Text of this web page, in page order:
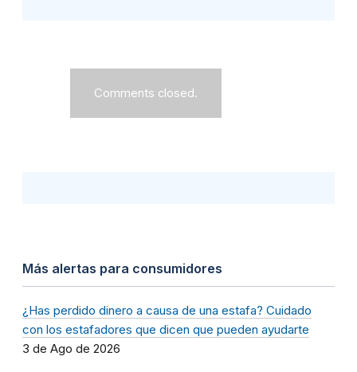
Comments closed.
Más alertas para consumidores
¿Has perdido dinero a causa de una estafa? Cuidado
con los estafadores que dicen que pueden ayudarte
3 de Ago de 2026